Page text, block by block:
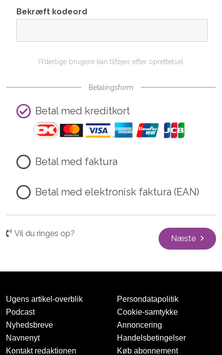
Bekræft kodeord
(Yderlige brugere kan tilføjes efter oprettelse)
Betalingsform
Betal med kreditkort
Betal med faktura
Betal med elektronisk faktura (EAN)
Vil du ringes op?
Næste
Ugens artikel-overblik
Podcast
Nyhedsbreve
Navnenyt
Kontakt redaktionen
Persondatapolitik
Cookie-samtykke
Annoncering
Handelsbetingelser
Køb abonnement